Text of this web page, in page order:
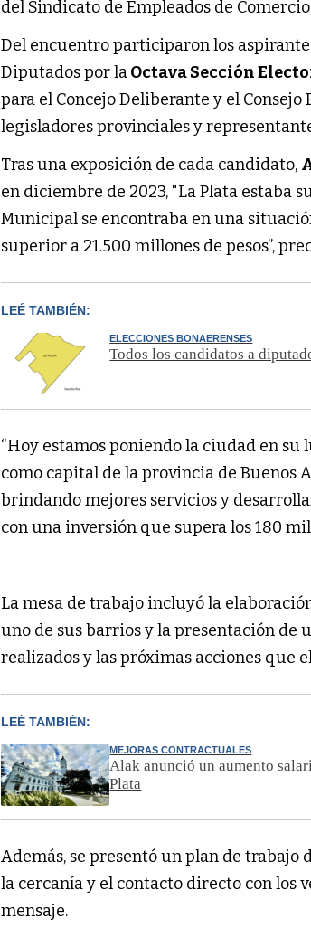
del Sindicato de Empleados de
Del encuentro participaron los
Diputados por laOctava Sección
para el Concejo Deliberante y el Consejo
legisladores provinciales y
Tras una exposición de cada candidato,
en diciembre de 2023, "La Plata estaba
Municipal se encontraba en una
superior a 21.500 millones de pesos”,
LEÉ TAMBIÉN:
ELECCIONES BONAERENSES
Todos los candidatos a
“Hoy estamos poniendo la ciudad en
como capital de la provincia de Buenos
brindando mejores servicios y
con una inversión que supera los 180 mil
La mesa de trabajo incluyó la
uno de sus barrios y la presentación de
realizados y las próximas acciones que
LEÉ TAMBIÉN:
MEJORAS CONTRACTUALES
Alak anunció un aumento
Plata
Además, se presentó un plan de trabajo
la cercanía y el contacto directo con los
mensaje.